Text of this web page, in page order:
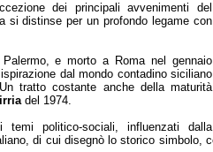
dei principali avvenimenti del
si distinse per un profondo legame con
e morto a Roma nel gennaio
dal mondo contadino siciliano
tratto costante anche della maturità
del 1974.
temi politico-sociali, influenzati dalla
di cui disegnò lo storico simbolo,